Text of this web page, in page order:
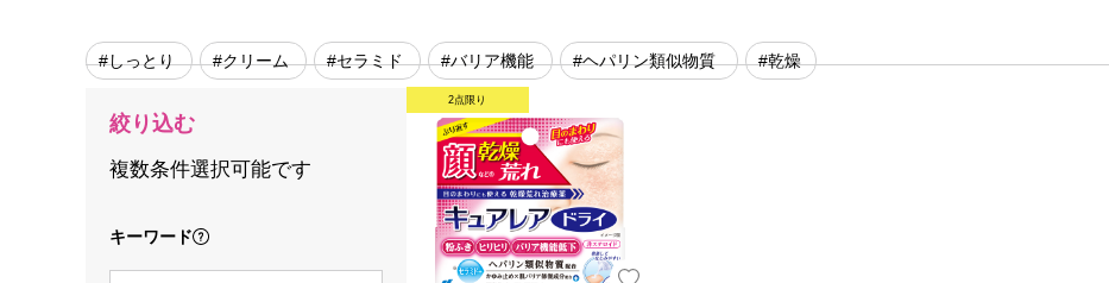
#しっとり #クリーム #セラミド #バリア機能 #ヘパリン類似物質 #乾燥
絞り込む
複数条件選択可能です
キーワード
2点限り